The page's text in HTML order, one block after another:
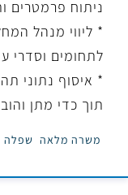
ניתוח פרמטרים
* ליווי מנהל
לתחומים וסדרי
* איסוף נתוני
תוך כדי מתן
משרה מלאה שפלה